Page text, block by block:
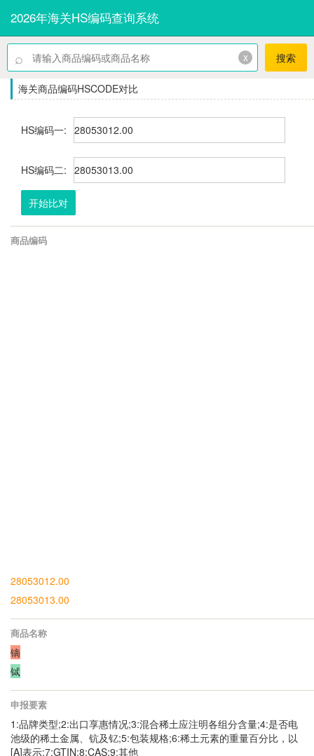
2026年海关HS编码查询系统
⌕ x 搜索
海关商品编码HSCODE对比
HS编码一:
HS编码二:
开始比对
商品编码
28053012.00
28053013.00
商品名称
镝
铽
申报要素
1:品牌类型;2:出口享惠情况;3:混合稀土应注明各组分含量;4:是否电
池级的稀土金属、钪及钇;5:包装规格;6:稀土元素的重量百分比，以
[A]表示;7:GTIN;8:CAS;9:其他